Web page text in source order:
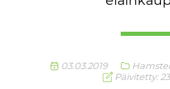
03.03.2019
Päivitetty: